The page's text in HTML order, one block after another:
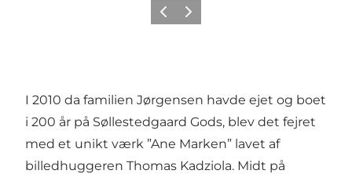
ZurückWeiter
I 2010 da familien Jørgensen havde ejet og boet
i 200 år på Søllestedgaard Gods, blev det fejret
med et unikt værk ”Ane Marken” lavet af
billedhuggeren Thomas Kadziola. Midt på